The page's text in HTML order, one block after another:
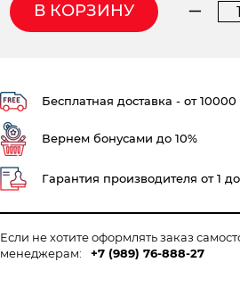
В КОРЗИНУ
Бесплатная доставка - от 10000
Вернем бонусами до 10%
Гарантия производителя от 1
Если не хотите оформлять заказ
менеджерам:
+7 (989) 76-888-27